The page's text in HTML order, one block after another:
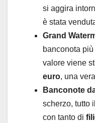
si aggira
è stata
Grand
banconota
valore viene
euro, una
Banconote
scherzo, tutto
con tanto di